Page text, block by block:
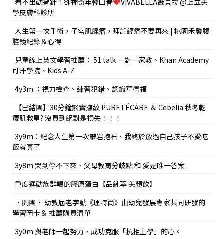
學皮膚科診所
人生第一次手術，子宮肌腺瘤，拜託經痛不要再來 | 桃園禾馨腹
腔鏡紀錄＆心得
兒童線上英文學習推薦： 51 talk 一對一家教、Khan Academy
可汗學院、Kids A-Z
4y3m ：視力檢查、練習犯錯、認識華德福
【已結團】30分鐘緊實撫紋 PURETÉCARE ＆ Cebelia 秋冬乾
癢肌救星? 沒買到絕對是損失！！！
3y9m：紀念人生第一次攀岩抱石、我終於放過自己孩子不愛吃
飯就算了
3y8m 哭到停不下來、父母教育分歧點 和 愛是唯一答案
重度運動族群喝的膠原蛋白【品純萃 美顏飲】
•開團• 幼教屆老字號《理特尚》由幼兒發展專家共同研發的
學習圖卡＆ 推薦購買清單
3y0m 與老師一起努力，成功克服「抗拒上學」的心。